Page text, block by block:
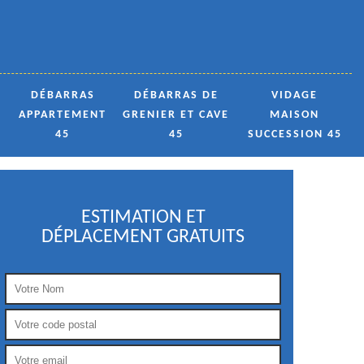
DÉBARRAS
APPARTEMENT
45
DÉBARRAS DE
GRENIER ET CAVE
45
VIDAGE
MAISON
SUCCESSION 45
ESTIMATION ET
DÉPLACEMENT GRATUITS